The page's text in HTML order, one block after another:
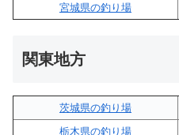
宮城県の釣り場
関東地方
茨城県の釣り場
栃木県の釣り場